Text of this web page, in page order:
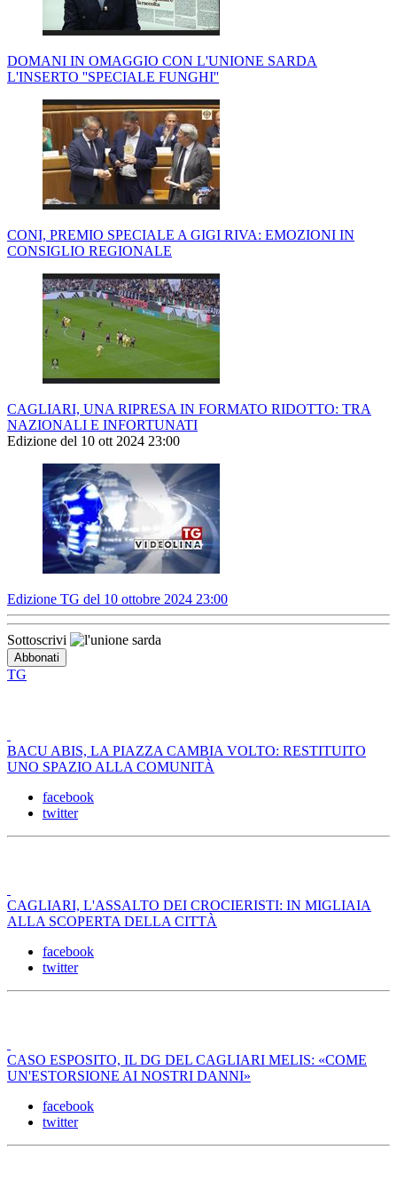
DOMANI IN OMAGGIO CON L'UNIONE SARDA
L'INSERTO ''SPECIALE FUNGHI''
CONI, PREMIO SPECIALE A GIGI RIVA: EMOZIONI IN
CONSIGLIO REGIONALE
CAGLIARI, UNA RIPRESA IN FORMATO RIDOTTO: TRA
NAZIONALI E INFORTUNATI
Edizione del 10 ott 2024 23:00
Edizione TG del 10 ottobre 2024 23:00
Sottoscrivi
TG
BACU ABIS, LA PIAZZA CAMBIA VOLTO: RESTITUITO
UNO SPAZIO ALLA COMUNITÀ
facebook
twitter
CAGLIARI, L'ASSALTO DEI CROCIERISTI: IN MIGLIAIA
ALLA SCOPERTA DELLA CITTÀ
facebook
twitter
CASO ESPOSITO, IL DG DEL CAGLIARI MELIS: «COME
UN'ESTORSIONE AI NOSTRI DANNI»
facebook
twitter